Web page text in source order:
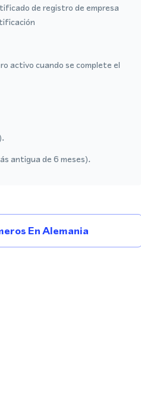
de registro de empresa
activo cuando se complete el
antigua de 6 meses).
En Alemania